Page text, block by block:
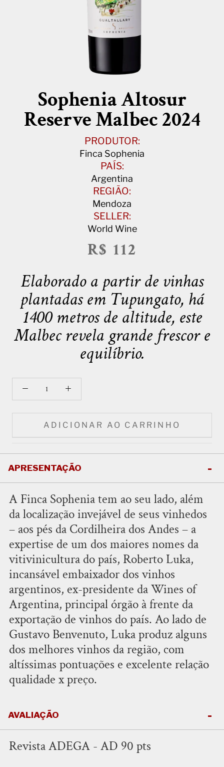
Sophenia Altosur
Reserve Malbec 2024
PRODUTOR:
Finca Sophenia
PAÍS:
Argentina
REGIÃO:
Mendoza
SELLER:
World Wine
R$ 112
Elaborado a partir de vinhas
plantadas em Tupungato, há
1400 metros de altitude, este
Malbec revela grande frescor e
equilíbrio.
ADICIONAR AO CARRINHO
APRESENTAÇÃO
A Finca Sophenia tem ao seu lado, além
da localização invejável de seus vinhedos
– aos pés da Cordilheira dos Andes – a
expertise de um dos maiores nomes da
vitivinicultura do país, Roberto Luka,
incansável embaixador dos vinhos
argentinos, ex-presidente da Wines of
Argentina, principal órgão à frente da
exportação de vinhos do país. Ao lado de
Gustavo Benvenuto, Luka produz alguns
dos melhores vinhos da região, com
altíssimas pontuações e excelente relação
qualidade x preço.
AVALIAÇÃO
Revista ADEGA - AD 90 pts